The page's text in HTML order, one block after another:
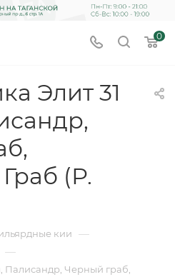
0
Элит 31
(Р.
кии —
—
Палисандр, Черный граб,